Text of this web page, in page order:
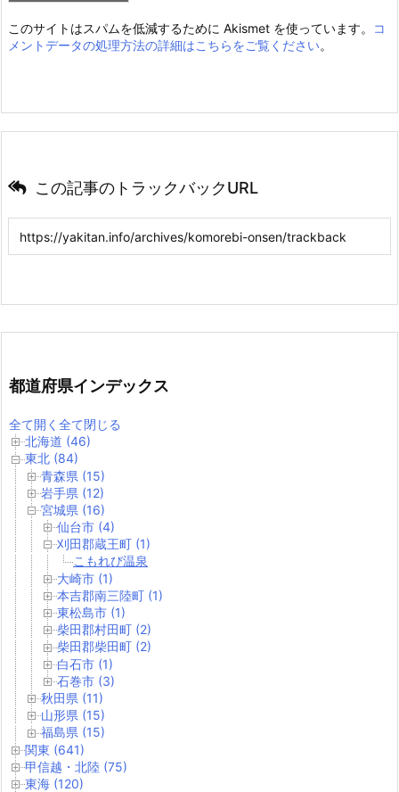
このサイトはスパムを低減するために Akismet を使っています。
コ
メントデータの処理方法の詳細はこちらをご覧ください。
この記事のトラックバックURL
都道府県インデックス
全て開く 全て閉じる
北海道 (46)
東北 (84)
青森県 (15)
岩手県 (12)
宮城県 (16)
仙台市 (4)
刈田郡蔵王町 (1)
こもれび温泉
大崎市 (1)
本吉郡南三陸町 (1)
東松島市 (1)
柴田郡村田町 (2)
柴田郡柴田町 (2)
白石市 (1)
石巻市 (3)
秋田県 (11)
山形県 (15)
福島県 (15)
関東 (641)
甲信越・北陸 (75)
東海 (120)